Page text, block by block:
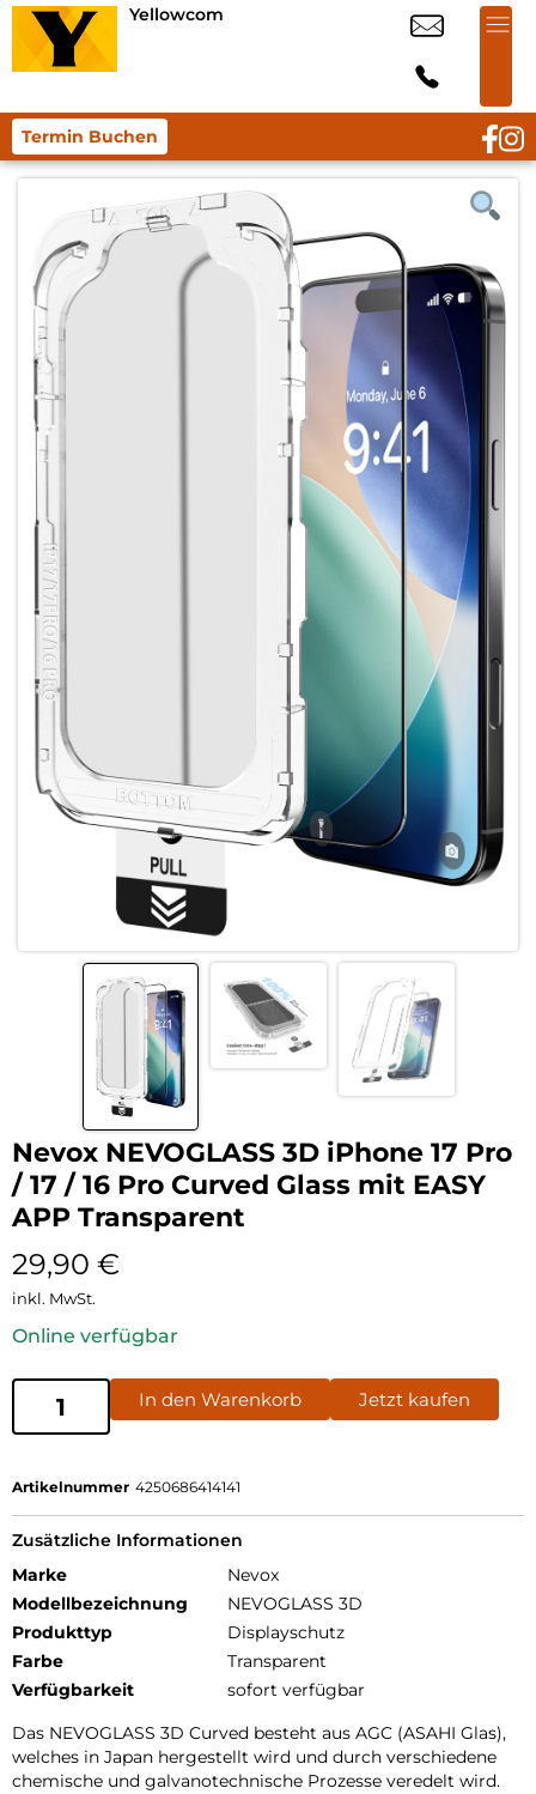
Yellowcom
Termin Buchen
Nevox NEVOGLASS 3D iPhone 17 Pro
/ 17 / 16 Pro Curved Glass mit EASY
APP Transparent
29,90 €
inkl. MwSt.
Online verfügbar
In den Warenkorb Jetzt kaufen
Artikelnummer 4250686414141
Zusätzliche Informationen
Marke
Nevox
Modellbezeichnung
NEVOGLASS 3D
Produkttyp
Displayschutz
Farbe
Transparent
Verfügbarkeit
sofort verfügbar
Das NEVOGLASS 3D Curved besteht aus AGC (ASAHI Glas),
welches in Japan hergestellt wird und durch verschiedene
chemische und galvanotechnische Prozesse veredelt wird.